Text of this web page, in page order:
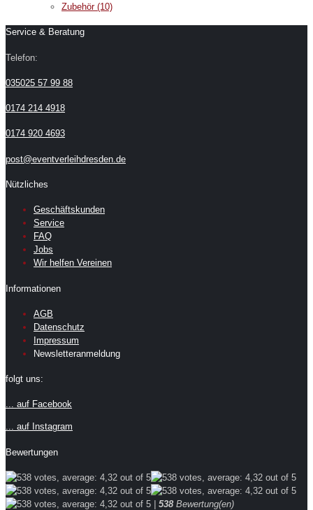
Zubehör (10)
Service & Beratung
Telefon:
035025 57 99 88
0174 214 4918
0174 920 4693
post@eventverleihdresden.de
Nützliches
Geschäftskunden
Service
FAQ
Jobs
Wir helfen Vereinen
Informationen
AGB
Datenschutz
Impressum
Newsletteranmeldung
folgt uns:
... auf Facebook
... auf Instagram
Bewertungen
538Bewertung(en)